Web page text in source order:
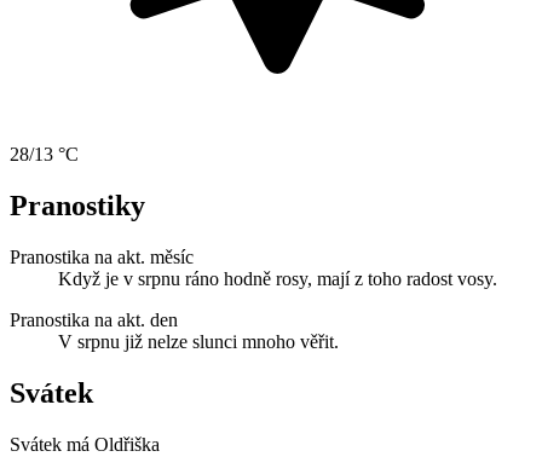
28/13 °C
Pranostiky
Pranostika na akt. měsíc
Když je v srpnu ráno hodně rosy, mají z toho radost vosy.
Pranostika na akt. den
V srpnu již nelze slunci mnoho věřit.
Svátek
Svátek má Oldřiška